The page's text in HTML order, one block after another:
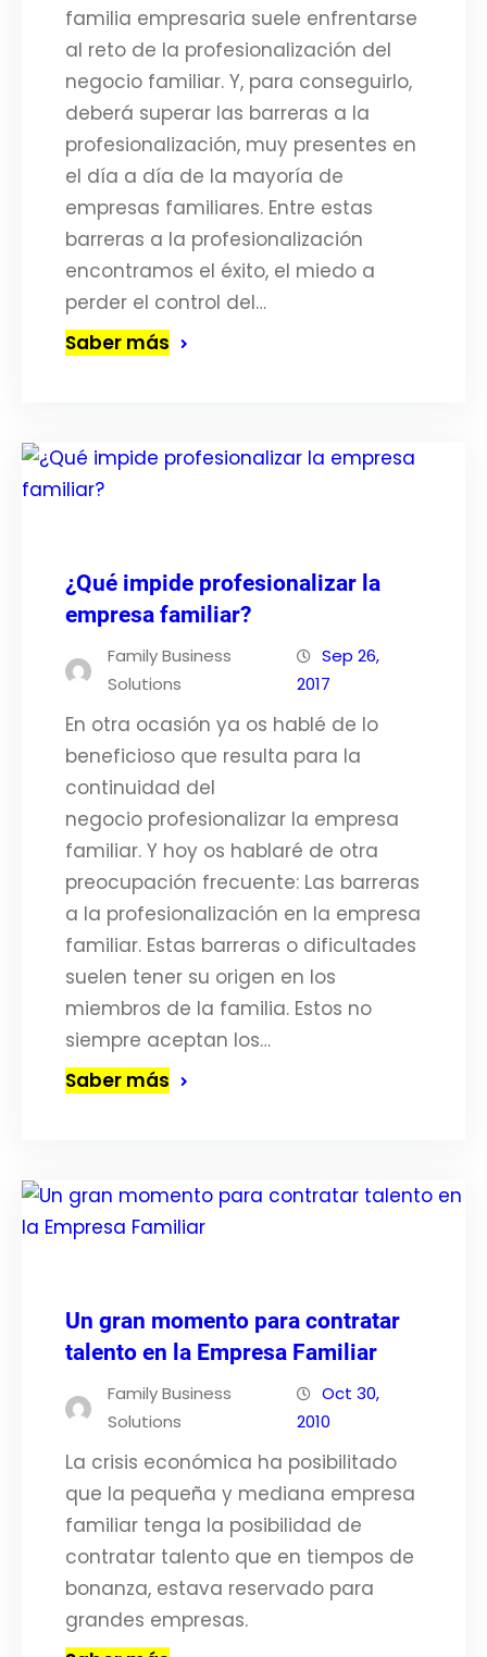
familia empresaria suele enfrentarse
al reto de la profesionalización del
negocio familiar. Y, para conseguirlo,
deberá superar las barreras a la
profesionalización, muy presentes en
el día a día de la mayoría de
empresas familiares. Entre estas
barreras a la profesionalización
encontramos el éxito, el miedo a
perder el control del…
Saber más
¿Qué impide profesionalizar la
empresa familiar?
Family Business
Solutions
Sep 26,
2017
En otra ocasión ya os hablé de lo
beneficioso que resulta para la
continuidad del
negocio profesionalizar la empresa
familiar. Y hoy os hablaré de otra
preocupación frecuente: Las barreras
a la profesionalización en la empresa
familiar. Estas barreras o dificultades
suelen tener su origen en los
miembros de la familia. Estos no
siempre aceptan los…
Saber más
Un gran momento para contratar
talento en la Empresa Familiar
Family Business
Solutions
Oct 30,
2010
La crisis económica ha posibilitado
que la pequeña y mediana empresa
familiar tenga la posibilidad de
contratar talento que en tiempos de
bonanza, estava reservado para
grandes empresas.